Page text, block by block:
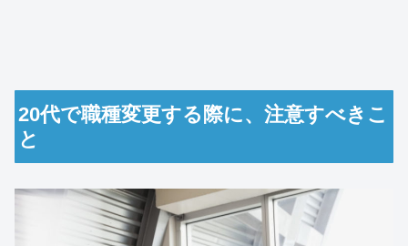
20代で職種変更する際に、注意すべきこ
と